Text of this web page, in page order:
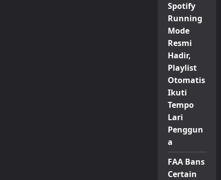
Spotify
Running
Mode
Resmi
Hadir,
Playlist
Otomatis
Ikuti
Tempo
Lari
Penggun
a
FAA Bans
Certain